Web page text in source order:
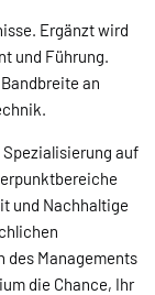
Ergänzt wird
und Führung.
an
auf
und Nachhaltige
des Managements
die Chance, Ihr